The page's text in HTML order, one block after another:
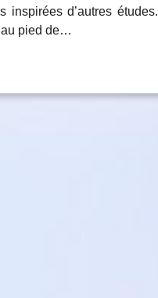
inspirées d’autres études.
au pied de…